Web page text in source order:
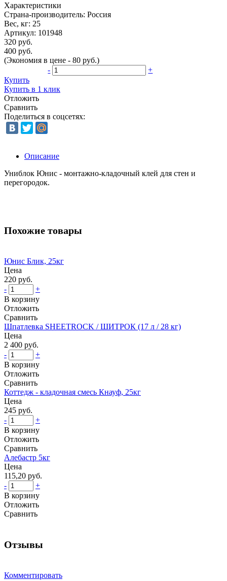
Характеристики
Страна-производитель: Россия
Вес, кг: 25
Артикул: 101948
320 руб.
400 руб.
(Экономия в цене - 80 руб.)
-
+
Купить
Купить в 1 клик
Отложить
Сравнить
Поделиться в соцсетях:
Описание
Униблок Юнис - монтажно-кладочный клей для стен и
перегородок.
Похожие товары
Юнис Блик, 25кг
Цена
220 руб.
-
+
В корзину
Отложить
Сравнить
Шпатлевка SHEETROCK / ШИТРОК (17 л / 28 кг)
Цена
2 400 руб.
-
+
В корзину
Отложить
Сравнить
Коттедж - кладочная смесь Кнауф, 25кг
Цена
245 руб.
-
+
В корзину
Отложить
Сравнить
Алебастр 5кг
Цена
115,20 руб.
-
+
В корзину
Отложить
Сравнить
Отзывы
Комментировать